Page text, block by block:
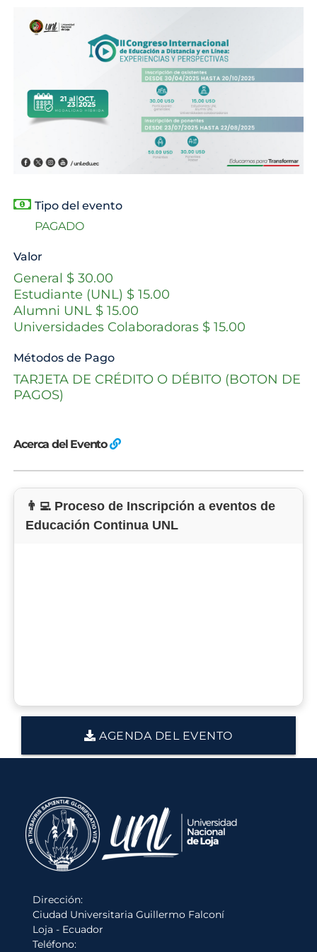
Tipo del evento
PAGADO
Valor
General $ 30.00
Estudiante (UNL) $ 15.00
Alumni UNL $ 15.00
Universidades Colaboradoras $ 15.00
Métodos de Pago
TARJETA DE CRÉDITO O DÉBITO (BOTON DE
PAGOS)
Acerca del Evento
👨‍💻 Proceso de Inscripción a eventos de
Educación Continua UNL
AGENDA DEL EVENTO
Dirección:
Ciudad Universitaria Guillermo Falconí
Loja - Ecuador
Teléfono: